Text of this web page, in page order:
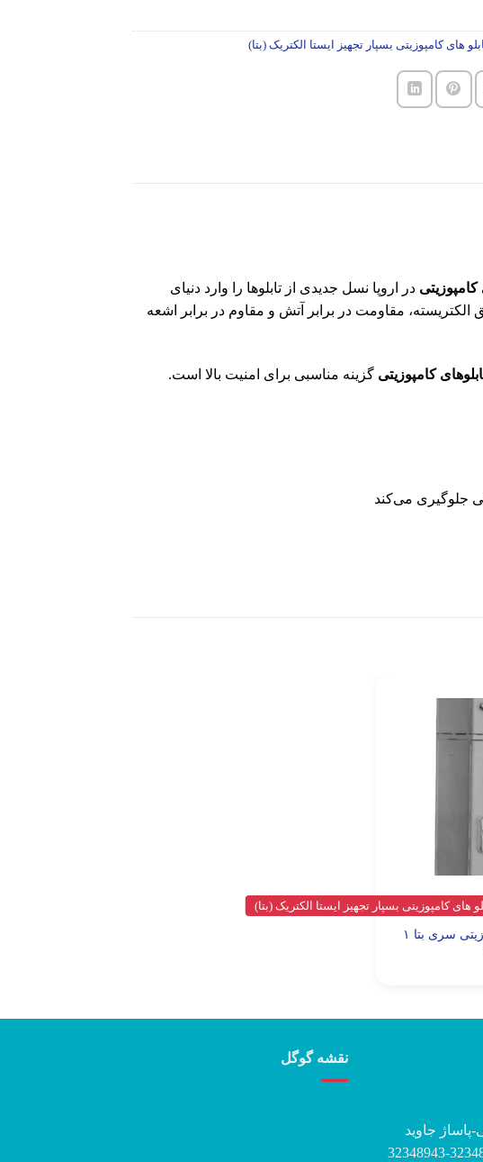
های کامپوزیتی بسپار تجهیز ایستا الکتریک (بتا)
کامپوزیتی در اروپا نسل جدیدی از تابلوها را وارد دنیای
الکتریسته، مقاومت در برابر آتش و مقاوم در برابر اشعه
کامپوزیتی گزینه مناسبی برای امنیت بالا است.
جلوگیری می‌کند
های کامپوزیتی بسپار تجهیز ایستا الکتریک (بتا)
سری بتا ۱
پاساژ جاوید
32348943-
نقشه گوگل